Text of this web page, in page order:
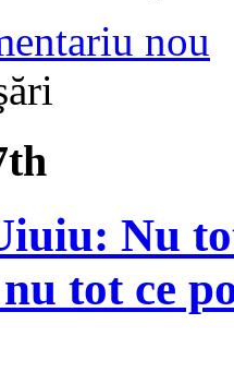
nou
Nu
tot ce